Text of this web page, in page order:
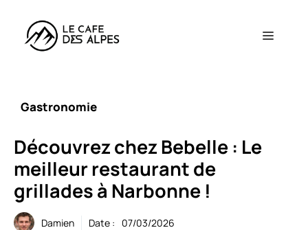
contenu
Menu
Gastronomie
Découvrez chez Bebelle : Le
meilleur restaurant de
grillades à Narbonne !
Damien Date : 07/03/2026